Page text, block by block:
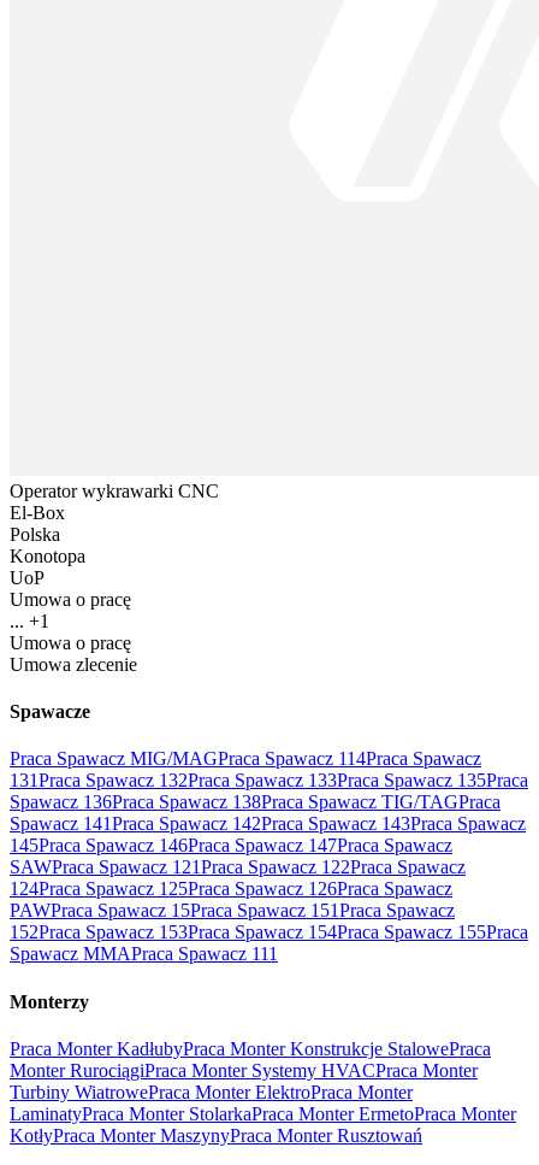
Operator wykrawarki CNC
El-Box
Polska
Konotopa
UoP
Umowa o pracę
... +1
Umowa o pracę
Umowa zlecenie
Spawacze
Praca Spawacz MIG/MAGPraca Spawacz 114Praca Spawacz
131Praca Spawacz 132Praca Spawacz 133Praca Spawacz 135Praca
Spawacz 136Praca Spawacz 138Praca Spawacz TIG/TAGPraca
Spawacz 141Praca Spawacz 142Praca Spawacz 143Praca Spawacz
145Praca Spawacz 146Praca Spawacz 147Praca Spawacz
SAWPraca Spawacz 121Praca Spawacz 122Praca Spawacz
124Praca Spawacz 125Praca Spawacz 126Praca Spawacz
PAWPraca Spawacz 15Praca Spawacz 151Praca Spawacz
152Praca Spawacz 153Praca Spawacz 154Praca Spawacz 155Praca
Spawacz MMAPraca Spawacz 111
Monterzy
Praca Monter KadłubyPraca Monter Konstrukcje StalowePraca
Monter RurociągiPraca Monter Systemy HVACPraca Monter
Turbiny WiatrowePraca Monter ElektroPraca Monter
LaminatyPraca Monter StolarkaPraca Monter ErmetoPraca Monter
KotłyPraca Monter MaszynyPraca Monter Rusztowań